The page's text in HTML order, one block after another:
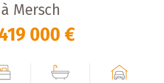
à Mersch
000 €